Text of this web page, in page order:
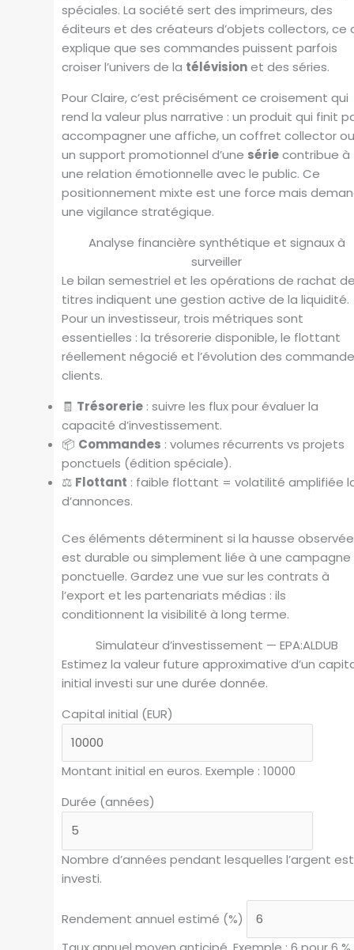
spéciales. La société sert des imprimeurs, des
éditeurs et des créateurs d’objets collectors, ce
explique que ses commandes puissent parfois
croiser l’univers de la télévisionet des séries.
Pour Claire, c’est précisément ce croisement qui
rend la valeur plus narrative : un produit qui finit
accompagner une affiche, un coffret collector
un support promotionnel d’une sériecontribue à
une relation émotionnelle avec le public. Ce
positionnement mixte est une force mais
une vigilance stratégique.
Analyse financière synthétique et signaux à
surveiller
Le bilan semestriel et les opérations de rachat
titres indiquent une gestion active de la liquidité.
Pour un investisseur, trois métriques sont
essentielles : la trésorerie disponible, le flottant
réellement négocié et l’évolution des
clients.
🧾 Trésorerie : suivre les flux pour évaluer la
capacité d’investissement.
📦 Commandes : volumes récurrents vs projets
ponctuels (édition spéciale).
⚖️ Flottant : faible flottant = volatilité amplifiée
d’annonces.
Ces éléments déterminent si la hausse observée
est durable ou simplement liée à une campagne
ponctuelle. Gardez une vue sur les contrats à
l’export et les partenariats médias : ils
conditionnent la visibilité à long terme.
Simulateur d’investissement — EPA:ALDUB
Estimez la valeur future approximative d’un
initial investi sur une durée donnée.
Capital initial (EUR)
Montant initial en euros. Exemple : 10000
Durée (années)
Nombre d’années pendant lesquelles l’argent est
investi.
Rendement annuel estimé (%)